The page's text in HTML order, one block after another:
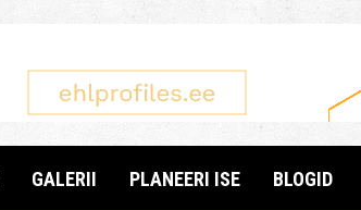
GALERII PLANEERI ISE BLOGID